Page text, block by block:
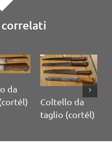
da
Coltello da
taglio (cortél)